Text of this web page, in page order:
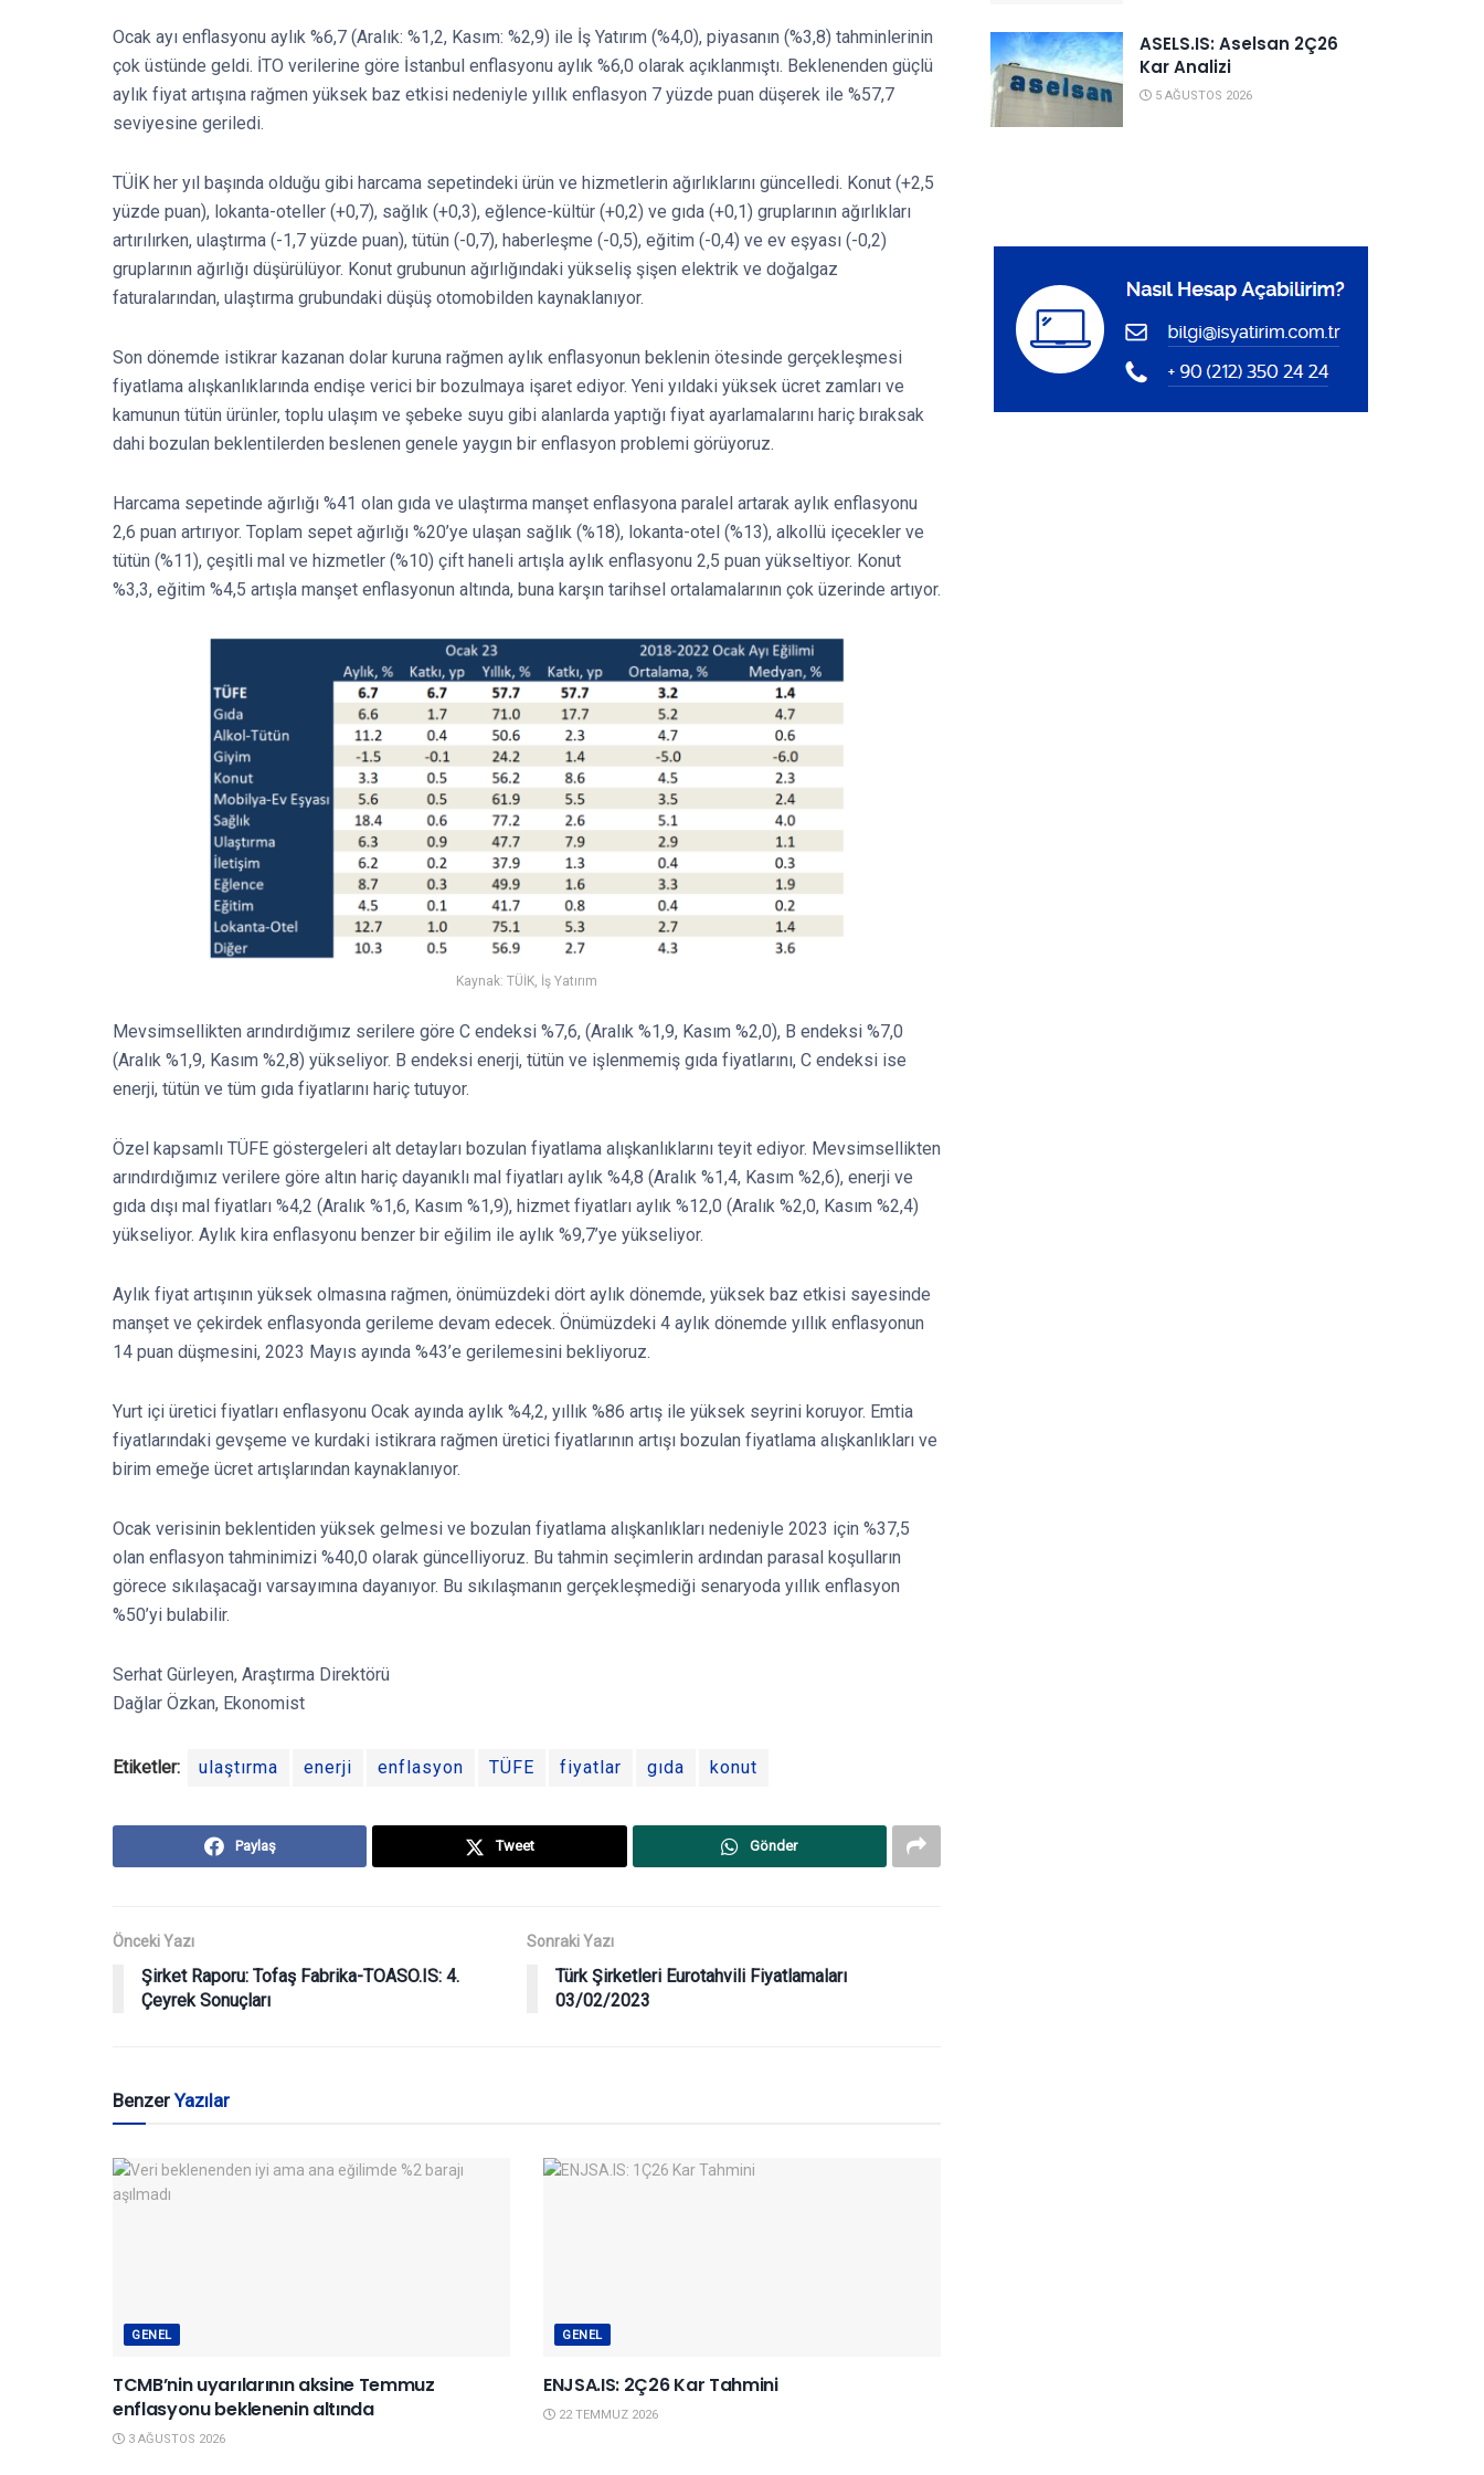
Ocak ayı enflasyonu aylık %6,7 (Aralık: %1,2, Kasım: %2,9) ile İş Yatırım (%4,0), piyasanın (%3,8) tahminlerinin
çok üstünde geldi. İTO verilerine göre İstanbul enflasyonu aylık %6,0 olarak açıklanmıştı. Beklenenden güçlü
aylık fiyat artışına rağmen yüksek baz etkisi nedeniyle yıllık enflasyon 7 yüzde puan düşerek ile %57,7
seviyesine geriledi.
TÜİK her yıl başında olduğu gibi harcama sepetindeki ürün ve hizmetlerin ağırlıklarını güncelledi. Konut (+2,5
yüzde puan), lokanta-oteller (+0,7), sağlık (+0,3), eğlence-kültür (+0,2) ve gıda (+0,1) gruplarının ağırlıkları
artırılırken, ulaştırma (-1,7 yüzde puan), tütün (-0,7), haberleşme (-0,5), eğitim (-0,4) ve ev eşyası (-0,2)
gruplarının ağırlığı düşürülüyor. Konut grubunun ağırlığındaki yükseliş şişen elektrik ve doğalgaz
faturalarından, ulaştırma grubundaki düşüş otomobilden kaynaklanıyor.
Son dönemde istikrar kazanan dolar kuruna rağmen aylık enflasyonun beklenin ötesinde gerçekleşmesi
fiyatlama alışkanlıklarında endişe verici bir bozulmaya işaret ediyor. Yeni yıldaki yüksek ücret zamları ve
kamunun tütün ürünler, toplu ulaşım ve şebeke suyu gibi alanlarda yaptığı fiyat ayarlamalarını hariç bıraksak
dahi bozulan beklentilerden beslenen genele yaygın bir enflasyon problemi görüyoruz.
Harcama sepetinde ağırlığı %41 olan gıda ve ulaştırma manşet enflasyona paralel artarak aylık enflasyonu
2,6 puan artırıyor. Toplam sepet ağırlığı %20’ye ulaşan sağlık (%18), lokanta-otel (%13), alkollü içecekler ve
tütün (%11), çeşitli mal ve hizmetler (%10) çift haneli artışla aylık enflasyonu 2,5 puan yükseltiyor. Konut
%3,3, eğitim %4,5 artışla manşet enflasyonun altında, buna karşın tarihsel ortalamalarının çok üzerinde artıyor.
Kaynak: TÜİK, İş Yatırım
Mevsimsellikten arındırdığımız serilere göre C endeksi %7,6, (Aralık %1,9, Kasım %2,0), B endeksi %7,0
(Aralık %1,9, Kasım %2,8) yükseliyor. B endeksi enerji, tütün ve işlenmemiş gıda fiyatlarını, C endeksi ise
enerji, tütün ve tüm gıda fiyatlarını hariç tutuyor.
Özel kapsamlı TÜFE göstergeleri alt detayları bozulan fiyatlama alışkanlıklarını teyit ediyor. Mevsimsellikten
arındırdığımız verilere göre altın hariç dayanıklı mal fiyatları aylık %4,8 (Aralık %1,4, Kasım %2,6), enerji ve
gıda dışı mal fiyatları %4,2 (Aralık %1,6, Kasım %1,9), hizmet fiyatları aylık %12,0 (Aralık %2,0, Kasım %2,4)
yükseliyor. Aylık kira enflasyonu benzer bir eğilim ile aylık %9,7’ye yükseliyor.
Aylık fiyat artışının yüksek olmasına rağmen, önümüzdeki dört aylık dönemde, yüksek baz etkisi sayesinde
manşet ve çekirdek enflasyonda gerileme devam edecek. Önümüzdeki 4 aylık dönemde yıllık enflasyonun
14 puan düşmesini, 2023 Mayıs ayında %43’e gerilemesini bekliyoruz.
Yurt içi üretici fiyatları enflasyonu Ocak ayında aylık %4,2, yıllık %86 artış ile yüksek seyrini koruyor. Emtia
fiyatlarındaki gevşeme ve kurdaki istikrara rağmen üretici fiyatlarının artışı bozulan fiyatlama alışkanlıkları ve
birim emeğe ücret artışlarından kaynaklanıyor.
Ocak verisinin beklentiden yüksek gelmesi ve bozulan fiyatlama alışkanlıkları nedeniyle 2023 için %37,5
olan enflasyon tahminimizi %40,0 olarak güncelliyoruz. Bu tahmin seçimlerin ardından parasal koşulların
görece sıkılaşacağı varsayımına dayanıyor. Bu sıkılaşmanın gerçekleşmediği senaryoda yıllık enflasyon
%50’yi bulabilir.
Serhat Gürleyen, Araştırma Direktörü
Dağlar Özkan, Ekonomist
Etiketler: ulaştırma enerji enflasyon TÜFE fiyatlar gıda konut
Paylaş Tweet Gönder
Önceki Yazı
Şirket Raporu: Tofaş Fabrika-TOASO.IS: 4.
Çeyrek Sonuçları
Sonraki Yazı
Türk Şirketleri Eurotahvili Fiyatlamaları
03/02/2023
BenzerYazılar
GENEL
TCMB’nin uyarılarının aksine Temmuz
enflasyonu beklenenin altında
3 AĞUSTOS 2026
GENEL
ENJSA.IS: 2Ç26 Kar Tahmini
22 TEMMUZ 2026
ASELS.IS: Aselsan 2Ç26
Kar Analizi
5 AĞUSTOS 2026